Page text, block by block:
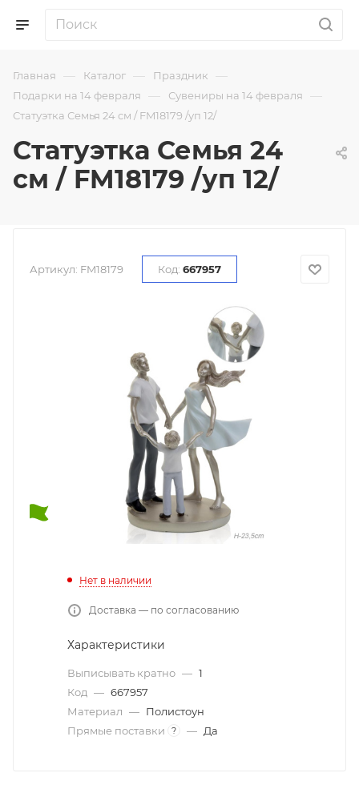
Главная — Каталог — Праздник —
Подарки на 14 февраля — Сувениры на 14 февраля —
Статуэтка Семья 24 см / FM18179 /уп 12/
Статуэтка Семья 24
см / FM18179 /уп 12/
Артикул: FM18179 Код: 667957
Нет в наличии
Доставка — по согласованию
Характеристики
Выписывать кратно — 1
Код — 667957
Материал — Полистоун
Прямые поставки
? — Да